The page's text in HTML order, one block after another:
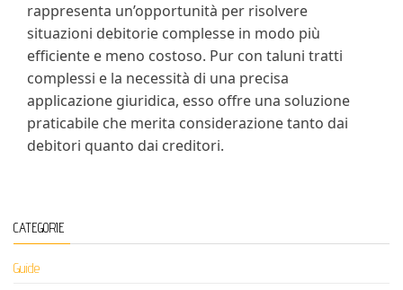
rappresenta un’opportunità per risolvere
situazioni debitorie complesse in modo più
efficiente e meno costoso. Pur con taluni tratti
complessi e la necessità di una precisa
applicazione giuridica, esso offre una soluzione
praticabile che merita considerazione tanto dai
debitori quanto dai creditori.
CATEGORIE
Guide